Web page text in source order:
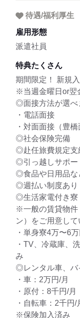
待遇/福利厚生
雇用形態
派遣社員
特典たくさん
期間限定！ 新規
※当週金曜日or翌
◎面接方法が選べ
・電話面接
・対面面接（豊橋
◎社会保険完備
◎赴任旅費規定支
◎引っ越しサポー
◎食品や日用品な
◎週払い制度あり
◎生活家電付き寮
※一般の賃貸物件
ン）をご用意して
・単身寮4万〜6
・TV、冷蔵庫、
み
◎レンタル車、バ
・車：2万円/月
・原付：8千円/月
・自転車：2千円/
※保険加入済み